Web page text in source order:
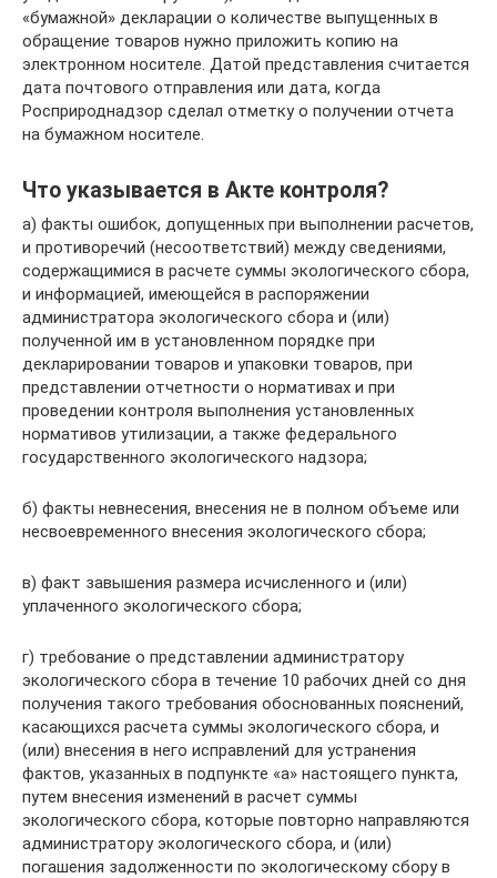
«бумажной» декларации о количестве выпущенных в
обращение товаров нужно приложить копию на
электронном носителе. Датой представления считается
дата почтового отправления или дата, когда
Росприроднадзор сделал отметку о получении отчета
на бумажном носителе.
Что указывается в Акте контроля?
а) факты ошибок, допущенных при выполнении расчетов,
и противоречий (несоответствий) между сведениями,
содержащимися в расчете суммы экологического сбора,
и информацией, имеющейся в распоряжении
администратора экологического сбора и (или)
полученной им в установленном порядке при
декларировании товаров и упаковки товаров, при
представлении отчетности о нормативах и при
проведении контроля выполнения установленных
нормативов утилизации, а также федерального
государственного экологического надзора;
б) факты невнесения, внесения не в полном объеме или
несвоевременного внесения экологического сбора;
в) факт завышения размера исчисленного и (или)
уплаченного экологического сбора;
г) требование о представлении администратору
экологического сбора в течение 10 рабочих дней со дня
получения такого требования обоснованных пояснений,
касающихся расчета суммы экологического сбора, и
(или) внесения в него исправлений для устранения
фактов, указанных в подпункте «а» настоящего пункта,
путем внесения изменений в расчет суммы
экологического сбора, которые повторно направляются
администратору экологического сбора, и (или)
погашения задолженности по экологическому сбору в